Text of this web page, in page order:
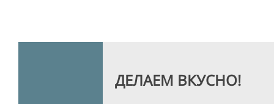
ДЕЛАЕМ ВКУСНО!